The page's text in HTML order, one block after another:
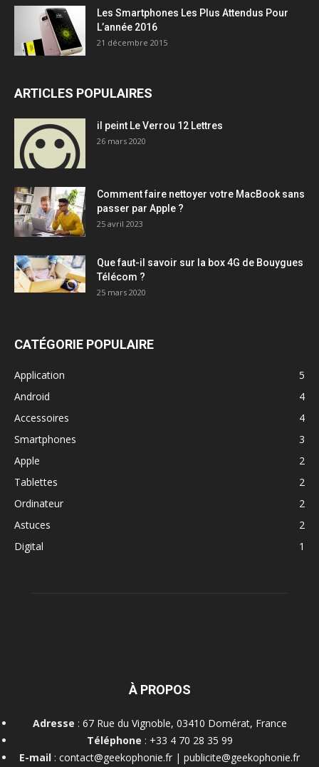
Les Smartphones Les Plus Attendus Pour
L’année 2016
21 décembre 2015
ARTICLES POPULAIRES
il peint Le Verrou 12 Lettres
26 mars 2020
Comment faire nettoyer votre MacBook sans
passer par Apple ?
25 avril 2023
Que faut-il savoir sur la box 4G de Bouygues
Télécom ?
25 mars 2020
CATÉGORIE POPULAIRE
Application
5
Android
4
Accessoires
4
Smartphones
3
Apple
2
Tablettes
2
Ordinateur
2
Astuces
2
Digital
1
À PROPOS
Adresse : 67 Rue du Vignoble, 03410 Domérat, France
Téléphone : +33 4 70 28 35 99
E-mail : contact@geekophonie.fr | publicite@geekophonie.fr